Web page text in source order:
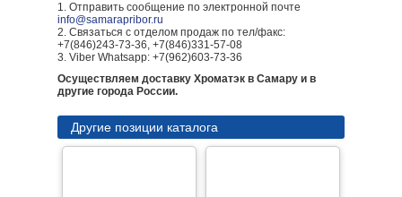
1. Отправить сообщение по электронной почте
info@samarapribor.ru
2. Связаться с отделом продаж по тел/факс:
+7(846)243-73-36, +7(846)331-57-08
3. Viber Whatsapp: +7(962)603-73-36
Осуществляем доставку Хроматэк в Самару и в
другие города России.
Другие позиции каталога